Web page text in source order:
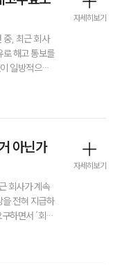
사
중, 최근 회사
로 해고 통보를
일방적으로
서는 ‘해고무
자세히보기
아닌가
회사가 계속
전혀 지급하
하면서 ‘회사
자 퇴직금도
자세히보기